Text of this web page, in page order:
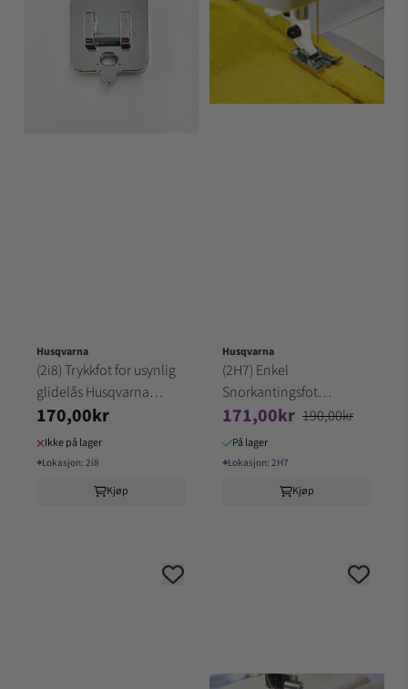
Husqvarna
(2i8) Trykkfot for usynlig
glidelås Husqvarna
Gruppe 1-8
170,00kr
Ikke på lager
⌖Lokasjon: 2i8
Kjøp
Husqvarna
(2H7) Enkel
Snorkantingsfot
Husqvarna
171,00kr 190,00kr
På lager
⌖Lokasjon: 2H7
Kjøp